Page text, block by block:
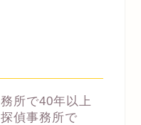
所で40年以上
偵事務所で